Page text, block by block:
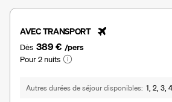
AVEC TRANSPORT
Dès 389 € /pers
Pour 2 nuits
Autres durées de séjour disponibles 1, 2, 3,